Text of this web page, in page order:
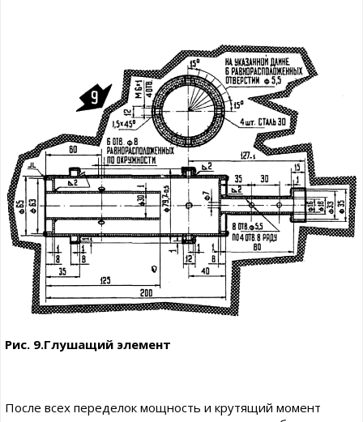
Рис. 9.Глушащий элемент
После всех переделок мощность и крутящий момент